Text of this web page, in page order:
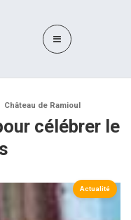
Château de Ramioul
célébrer le
Actualité